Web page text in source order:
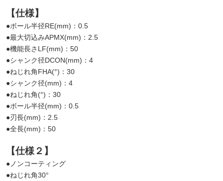
【仕様】
●ボール半径RE(mm)：0.5
●最大切込みAPMX(mm)：2.5
●機能長さLF(mm)：50
●シャンク径DCON(mm)：4
●ねじれ角FHA(°)：30
●シャンク径(mm)：4
●ねじれ角(°)：30
●ボール半径(mm)：0.5
●刃長(mm)：2.5
●全長(mm)：50
【仕様２】
●ノンコーティング
●ねじれ角30°